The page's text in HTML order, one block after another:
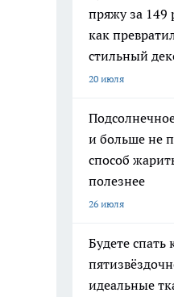
пряжу за 149
как
стильный
20 июля
и больше не
способ
полезнее
26 июля
Будете спать
идеальные